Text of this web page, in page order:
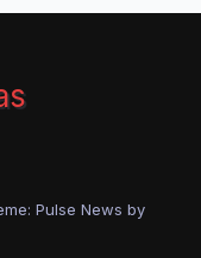
Pulse News by